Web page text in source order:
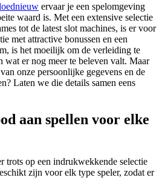
ervaar je een spelomgeving
waard is. Met een extensive selectie
tot de latest slot machines, is er voor
met attractive bonussen en een
is het moeilijk om de verleiding te
wat er nog meer te beleven valt. Maar
onze persoonlijke gegevens en de
Laten we die details samen eens
aan spellen voor elke
trots op een indrukwekkende selectie
zijn voor elk type speler, zodat er